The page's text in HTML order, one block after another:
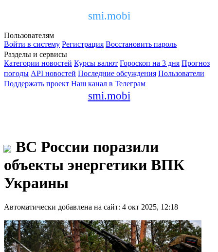
smi.mobi
Пользователям
Войти в систему Регистрация Восстановить пароль
Разделы и сервисы
Категории новостей Курсы валют Гороскоп на 3 дня Прогноз
погоды API новостей Последние обсуждения Пользователи
Поддержать проект Наш канал в Телеграм
smi.mobi
ВС России поразили
объекты энергетики ВПК
Украины
Автоматически добавлена на сайт: 4 окт 2025, 12:18